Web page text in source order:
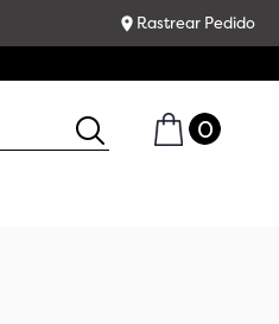
Rastrear Pedido